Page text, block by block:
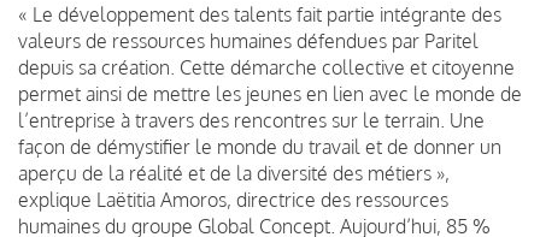
« Le développement des talents fait partie intégrante des
valeurs de ressources humaines défendues par Paritel
depuis sa création. Cette démarche collective et citoyenne
permet ainsi de mettre les jeunes en lien avec le monde de
l’entreprise à travers des rencontres sur le terrain. Une
façon de démystifier le monde du travail et de donner un
aperçu de la réalité et de la diversité des métiers »,
explique Laëtitia Amoros, directrice des ressources
humaines du groupe Global Concept. Aujourd’hui, 85 %